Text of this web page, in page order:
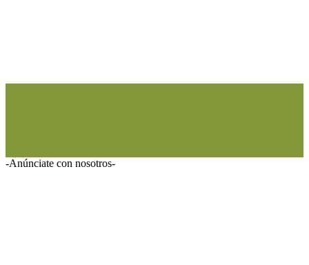
-Anúnciate con nosotros-